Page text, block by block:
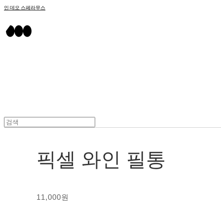
인 데오 스페라무스
픽셀 와인 필통
11,000원